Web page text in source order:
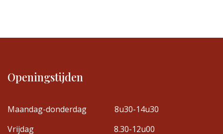
Openingstijden
Maandag-donderdag
8u30-14u30
Vrijdag
8.30-12u00